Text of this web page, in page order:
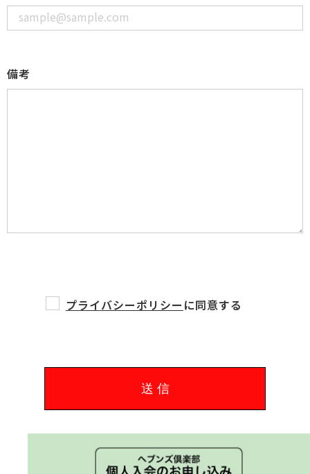
備考
プライバシーポリシー に同意する